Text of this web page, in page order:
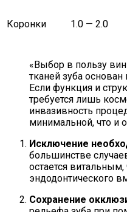
Коронки 1.0 — 2.0
«Выбор в пользу
тканей зуба основан
Если функция и
требуется лишь
инвазивность
минимальной, что и
Исключение
большинстве
остается
эндодонтического
Сохранение